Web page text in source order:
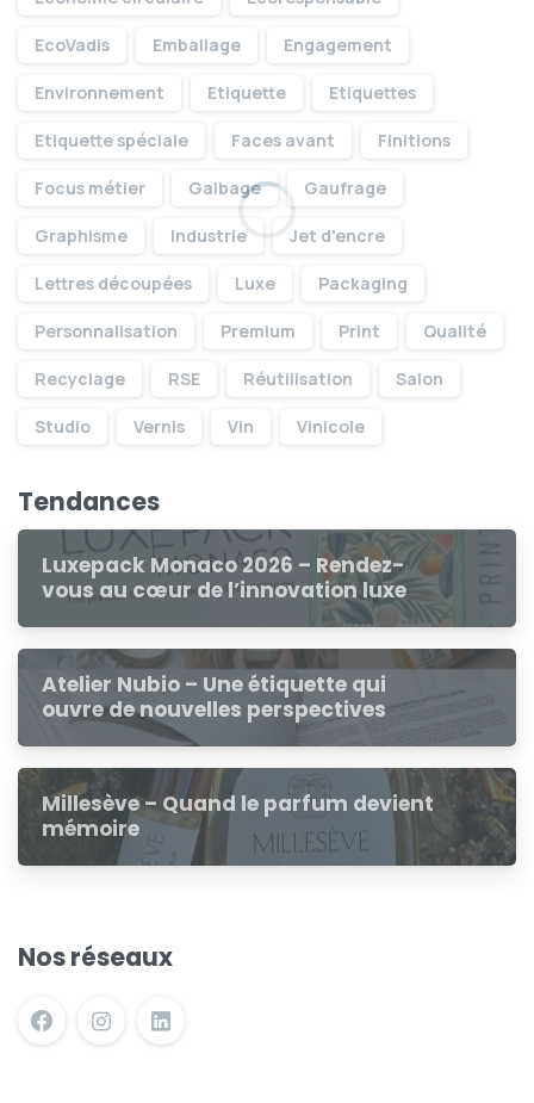
EcoVadis Emballage Engagement
Environnement Etiquette Etiquettes
Etiquette spéciale Faces avant Finitions
Focus métier Galbage Gaufrage
Graphisme Industrie Jet d'encre
Lettres découpées Luxe Packaging
Personnalisation Premium Print Qualité
Recyclage RSE Réutilisation Salon
Studio Vernis Vin Vinicole
Tendances
Luxepack Monaco 2026 – Rendez-
vous au cœur de l’innovation luxe
Atelier Nubio – Une étiquette qui
ouvre de nouvelles perspectives
Millesève – Quand le parfum devient
mémoire
Nos réseaux